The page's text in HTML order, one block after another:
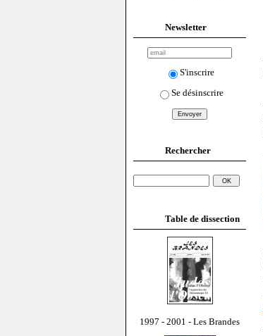
Newsletter
S'inscrire
Se désinscrire
Rechercher
Table de dissection
1997 - 2001 - Les Brandes